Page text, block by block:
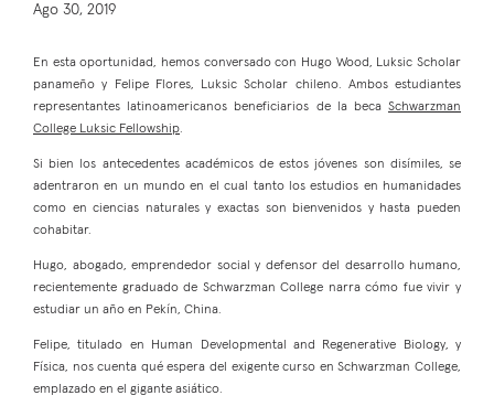
Ago 30, 2019
En esta oportunidad, hemos conversado con Hugo Wood, Luksic Scholar
panameño y Felipe Flores, Luksic Scholar chileno. Ambos estudiantes
representantes latinoamericanos beneficiarios de la beca Schwarzman
College Luksic Fellowship.
Si bien los antecedentes académicos de estos jóvenes son disímiles, se
adentraron en un mundo en el cual tanto los estudios en humanidades
como en ciencias naturales y exactas son bienvenidos y hasta pueden
cohabitar.
Hugo, abogado, emprendedor social y defensor del desarrollo humano,
recientemente graduado de Schwarzman College narra cómo fue vivir y
estudiar un año en Pekín, China.
Felipe, titulado en Human Developmental and Regenerative Biology, y
Física, nos cuenta qué espera del exigente curso en Schwarzman College,
emplazado en el gigante asiático.